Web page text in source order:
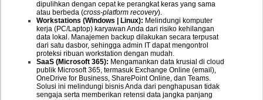
dipulihkan dengan cepat ke perangkat keras yang sama
atau berbeda (cross-platform recovery).
Workstations (Windows | Linux): Melindungi komputer
kerja (PC/Laptop) karyawan Anda dari risiko kehilangan
data lokal. Manajemen backup dilakukan secara terpusat
dari satu dasbor, sehingga admin IT dapat mengontrol
proteksi ribuan workstation dengan mudah.
SaaS (Microsoft 365): Mengamankan data krusial di cloud
publik Microsoft 365, termasuk Exchange Online (email),
OneDrive for Business, SharePoint Online, dan Teams.
Solusi ini melindungi bisnis Anda dari penghapusan tidak
sengaja serta memberikan retensi data jangka panjang